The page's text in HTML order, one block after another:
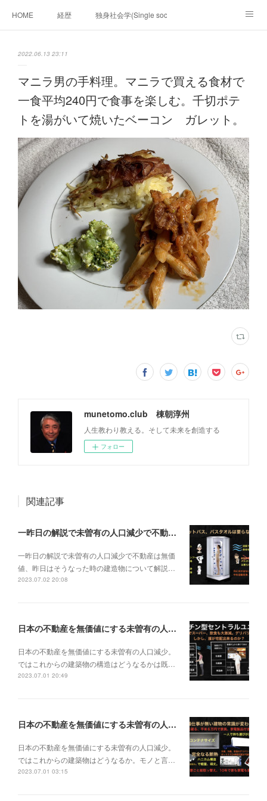
HOME 経歴 独身社会学(Single sociology)と高齢化社会学
移動出来て、工場で作る建物。未来２１００研究所
フィリピンの問題点 フィリピンの歴史
フィリピン経済談義 ファッションを考える 漫画
未来２１００研究所他のアイデアマニラ男の手料理 総集編
https://globalclub.amebaownd.com/
2022.06.13 23:11
マニラ男の手料理。マニラで買える食材で
一食平均240円で食事を楽しむ。千切ポテ
トを湯がいて焼いたベーコン ガレット。
munetomo.club 棟朝淳州
人生教わり教える。そして未来を創造する
フォロー
関連記事
一昨日の解説で未曽有の人口減少で不動産は無価値、昨日はそうなった時の建造物について解説、今日からはその設備について解説をして行く。
一昨日の解説で未曽有の人口減少で不動産は無価
値、昨日はそうなった時の建造物について解説…
2023.07.02 20:08
日本の不動産を無価値にする未曽有の人口減少。ではこれからの建築物の構造はどうなるかは既に解説した。今はその内部の内容。その1
日本の不動産を無価値にする未曽有の人口減少。
ではこれからの建築物の構造はどうなるかは既…
2023.07.01 20:49
日本の不動産を無価値にする未曽有の人口減少。ではこれからの建築物はどうなるか。
日本の不動産を無価値にする未曽有の人口減少。
ではこれからの建築物はどうなるか。モノと言…
2023.07.01 03:15